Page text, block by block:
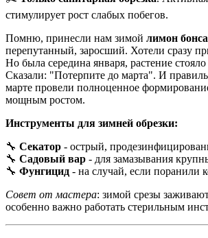
стимулирует рост слабых побегов.
Помню, принесли нам зимой лимон
перепутанный, заросший. Хотели сразу
Но была середина января, растение
Сказали: "Потерпите до марта". И
марте провели полноценное
мощным ростом.
Инструменты для зимней обрезки:
🔧 Секатор - острый,
🔧 Садовый вар - для замазывания
🔧 Фунгицид - на случай, если поранили
Совет от мастера: зимой срезы
особенно важно работать стерильным